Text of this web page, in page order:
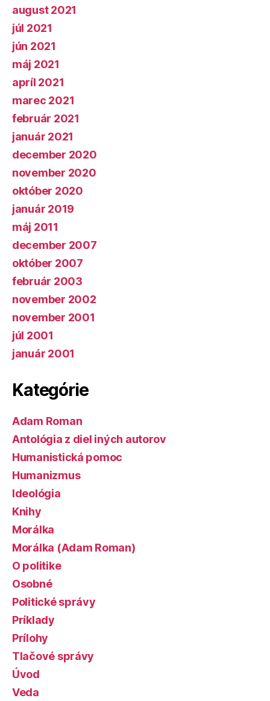
august 2021
júl 2021
jún 2021
máj 2021
apríl 2021
marec 2021
február 2021
január 2021
december 2020
november 2020
október 2020
január 2019
máj 2011
december 2007
október 2007
február 2003
november 2002
november 2001
júl 2001
január 2001
Kategórie
Adam Roman
Antológia z diel iných autorov
Humanistická pomoc
Humanizmus
Ideológia
Knihy
Morálka
Morálka (Adam Roman)
O politike
Osobné
Politické správy
Príklady
Prílohy
Tlačové správy
Úvod
Veda